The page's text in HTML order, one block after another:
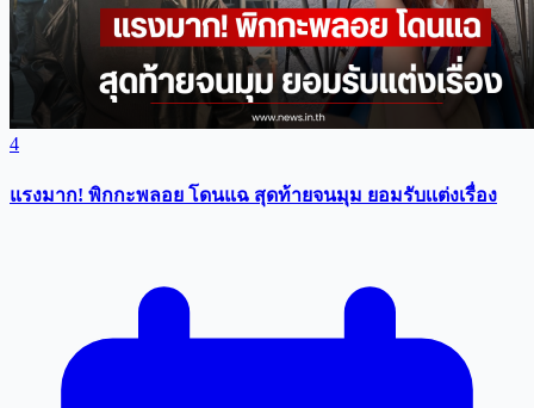
4
แรงมาก! พิกกะพลอย โดนแฉ สุดท้ายจนมุม ยอมรับเเต่งเรื่อง